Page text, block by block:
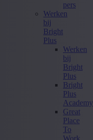
pers
Werken
bij
Bright
Plus
Werken
bij
Bright
Plus
Bright
Plus
Academy
Great
Place
To
Work